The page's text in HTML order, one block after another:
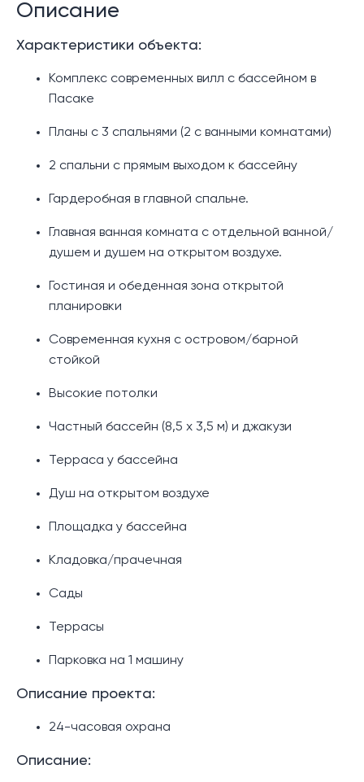
Описание
Характеристики объекта:
Комплекс современных вилл с бассейном в
Пасаке
Планы с 3 спальнями (2 с ванными комнатами)
2 спальни с прямым выходом к бассейну
Гардеробная в главной спальне.
Главная ванная комната с отдельной ванной/
душем и душем на открытом воздухе.
Гостиная и обеденная зона открытой
планировки
Современная кухня с островом/барной
стойкой
Высокие потолки
Частный бассейн (8,5 х 3,5 м) и джакузи
Терраса у бассейна
Душ на открытом воздухе
Площадка у бассейна
Кладовка/прачечная
Сады
Террасы
Парковка на 1 машину
Описание проекта:
24-часовая охрана
Описание: